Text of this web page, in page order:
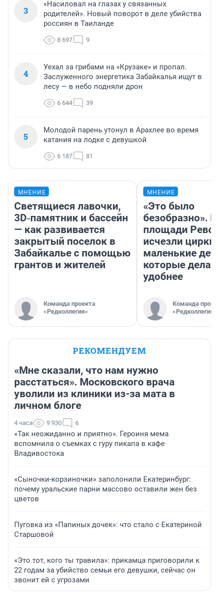
3
«Насиловал на глазах у связанных
родителей». Новый поворот в деле убийства
россиян в Таиланде
8 697 9
4
Уехал за грибами на «Крузаке» и пропал.
Заслуженного энергетика Забайкалья ищут в
лесу — в небо подняли дрон
6 644 39
5
Молодой парень утонул в Арахлее во время
катания на лодке с девушкой
6 187 81
МНЕНИЕ
Светящиеся лавочки,
3D‑памятник и бассейн
— как развивается
закрытый поселок в
Забайкалье с помощью
грантов и жителей
Команда проекта
«Редколлегия»
МНЕНИЕ
«Это было
безобразно».
площади
исчезли цирки
маленькие
которые
удобнее
Команда
«Редколлегия»
РЕКОМЕНДУЕМ
«Мне сказали, что нам нужно
расстаться». Московского врача
уволили из клиники из-за мата в
личном блоге
4 часа 9 930 6
«Так неожиданно и приятно». Героиня мема
вспомнила о съемках с гуру пикапа в кафе
Владивостока
«Сыночки-корзиночки» заполонили Екатеринбург:
почему уральские парни массово оставили жен без
цветов
Пуговка из «Папиных дочек»: что стало с Екатериной
Старшовой
«Это тот, кого ты травила»: прикамца приговорили к
22 годам за убийство семьи его девушки, сейчас он
звонит ей с угрозами